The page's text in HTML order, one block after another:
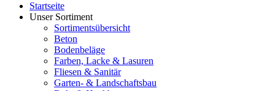
Startseite
Unser Sortiment
Sortimentsübersicht
Beton
Bodenbeläge
Farben, Lacke & Lasuren
Fliesen & Sanitär
Garten- & Landschaftsbau